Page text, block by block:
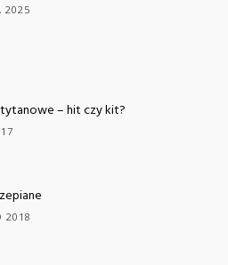
2025
– hit czy kit?
2018